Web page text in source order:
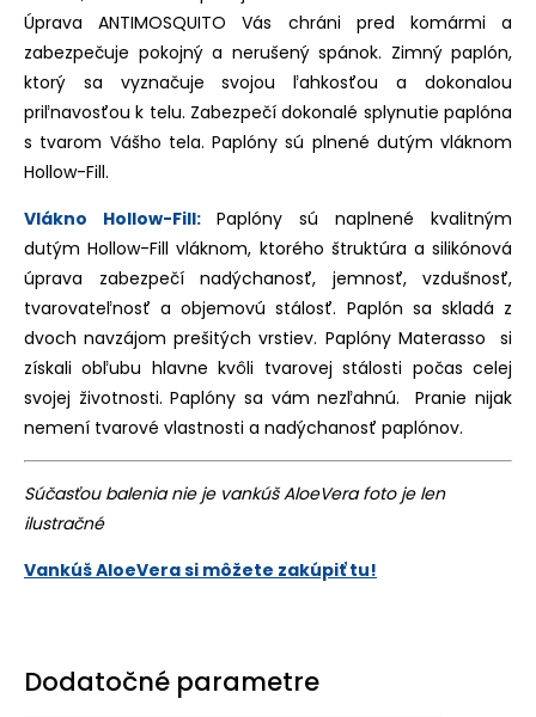
Úprava ANTIMOSQUITO Vás chráni pred komármi a
zabezpečuje pokojný a nerušený spánok. Zimný paplón,
ktorý sa vyznačuje svojou ľahkosťou a dokonalou
priľnavosťou k telu. Zabezpečí dokonalé splynutie paplóna
s tvarom Vášho tela. Paplóny sú plnené dutým vláknom
Hollow-Fill.
Vlákno Hollow-Fill:
Paplóny sú naplnené kvalitným
dutým Hollow-Fill vláknom, ktorého štruktúra a silikónová
úprava zabezpečí nadýchanosť, jemnosť, vzdušnosť,
tvarovateľnosť a objemovú stálosť. Paplón sa skladá z
dvoch navzájom prešitých vrstiev. Paplóny Materasso si
získali obľubu hlavne kvôli tvarovej stálosti počas celej
svojej životnosti. Paplóny sa vám nezľahnú. Pranie nijak
nemení tvarové vlastnosti a nadýchanosť paplónov.
Súčasťou balenia nie je vankúš AloeVera foto je len
ilustračné
Vankúš AloeVera si môžete zakúpiť tu!
Dodatočné parametre